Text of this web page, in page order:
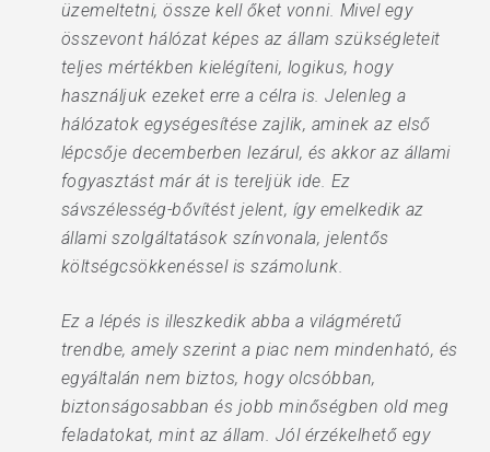
üzemeltetni, össze kell őket vonni. Mivel egy
összevont hálózat képes az állam szükségleteit
teljes mértékben kielégíteni, logikus, hogy
használjuk ezeket erre a célra is. Jelenleg a
hálózatok egységesítése zajlik, aminek az első
lépcsője decemberben lezárul, és akkor az állami
fogyasztást már át is tereljük ide. Ez
sávszélesség-bővítést jelent, így emelkedik az
állami szolgáltatások színvonala, jelentős
költségcsökkenéssel is számolunk.
Ez a lépés is illeszkedik abba a világméretű
trendbe, amely szerint a piac nem mindenható, és
egyáltalán nem biztos, hogy olcsóbban,
biztonságosabban és jobb minőségben old meg
feladatokat, mint az állam. Jól érzékelhető egy